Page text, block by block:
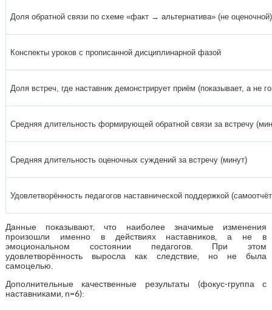
Доля обратной связи по схеме «факт → альтернатива» (не оценочной)
Конспекты уроков с прописанной дисциплинарной фазой
Доля встреч, где наставник демонстрирует приём (показывает, а не
Средняя длительность формирующей обратной связи за встречу
Средняя длительность оценочных суждений за встречу (минут)
Удовлетворённость педагогов наставнической поддержкой
Данные показывают, что наиболее значимые изменения
произошли именно в действиях наставников, а не в
эмоциональном состоянии педагогов. При этом
удовлетворённость выросла как следствие, но не была
самоцелью.
Дополнительные качественные результаты (фокус-группа с
наставниками, n=6):